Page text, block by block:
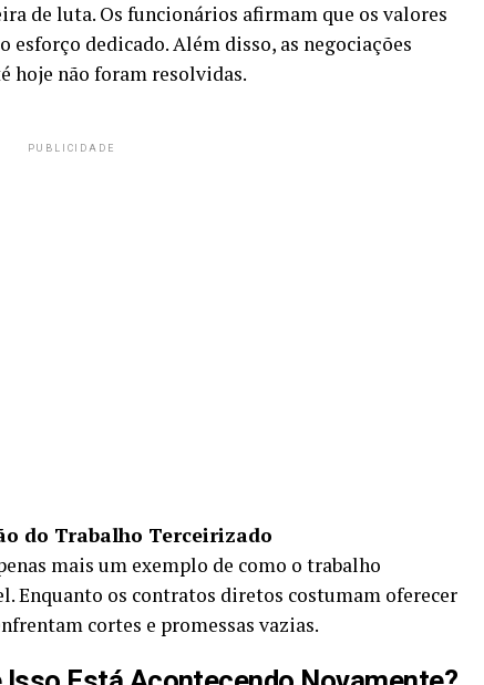
de luta. Os funcionários afirmam que os valores
esforço dedicado. Além disso, as negociações
hoje não foram resolvidas.
PUBLICIDADE
do Trabalho Terceirizado
mais um exemplo de como o trabalho
Enquanto os contratos diretos costumam oferecer
cortes e promessas vazias.